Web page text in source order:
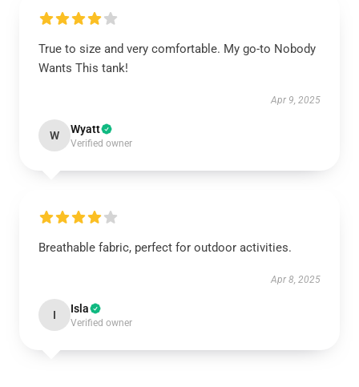
True to size and very comfortable. My go-to Nobody
Wants This tank!
Apr 9, 2025
W Wyatt
Verified owner
Breathable fabric, perfect for outdoor activities.
Apr 8, 2025
I Isla
Verified owner